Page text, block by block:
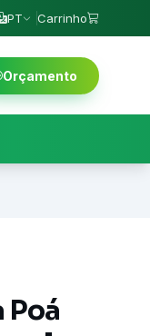
PT Carrinho
Orçamento